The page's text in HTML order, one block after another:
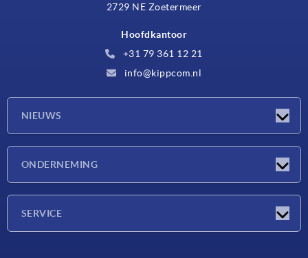
2729 NE Zoetermeer
Hoofdkantoor
+31 79 361 12 21
info@kippcom.nl
NIEUWS
ONDERNEMING
SERVICE